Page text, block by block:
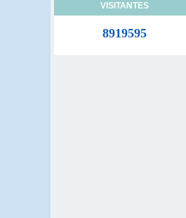
VISITANTES
8919595